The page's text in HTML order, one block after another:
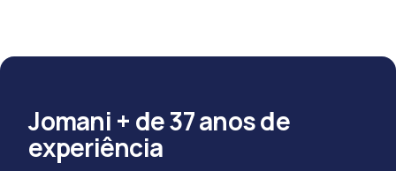
Jomani + de 37 anos de
experiência